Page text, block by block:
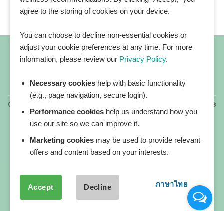
All blog posts
Copyright 2026 ©
All rights reserved. HEALTHPLATZ™ is
a registered trademark of Adbrandture Co., Ltd.
Our website services, content, and products are for
informational purposes only. Healthplatz does not
provide medical advice, diagnosis, or treatment.
agree to the storing of cookies on your device.
You can choose to decline non-essential cookies or
adjust your cookie preferences at any time. For more
information, please review our Privacy Policy.
Necessary cookies help with basic functionality
(e.g., page navigation, secure login).
Performance cookies help us understand how you
use our site so we can improve it.
Marketing cookies may be used to provide relevant
offers and content based on your interests.
Accept Decline ภาษาไทย